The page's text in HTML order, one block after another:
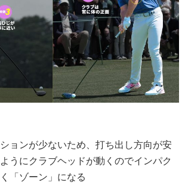
ョンが少ないため、打ち出し方向が安
うにクラブヘッドが動くのでインパク
「ゾーン」になる